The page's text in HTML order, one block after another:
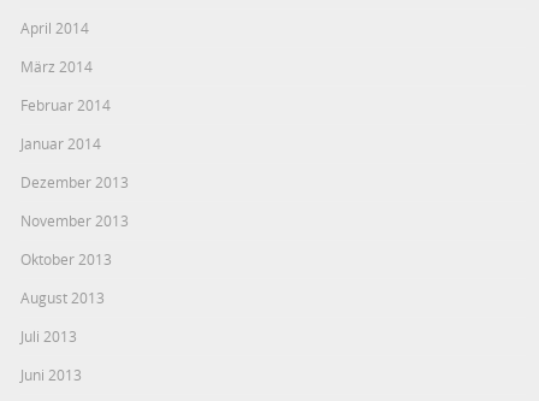
April 2014
März 2014
Februar 2014
Januar 2014
Dezember 2013
November 2013
Oktober 2013
August 2013
Juli 2013
Juni 2013